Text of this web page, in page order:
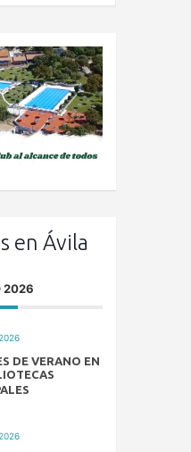
en Ávila
2026
DE VERANO EN